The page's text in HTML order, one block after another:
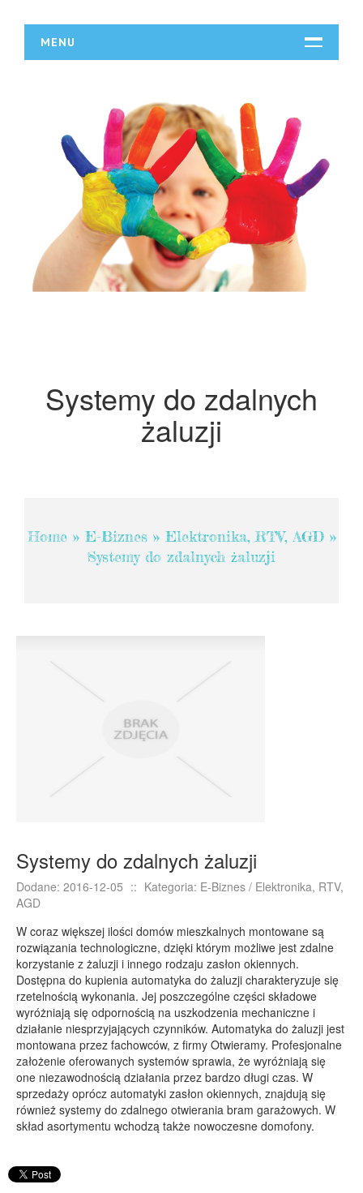
MENU
DZIAŁALNOŚĆ
Biura Rachunkowe
Doradztwo
Drukarnie
Handel
Hurtownie
Kredyty, Leasing
Oferty Pracy
Remonty, Elektryk, Hydraulik
Materiały Budowlane
Nieruchomości, Działki
Domy, Mieszkania
Kursy i Szkolenia
Tłumaczenia
Biżuteria
Dla Dzieci
Wyposażenie Łazienki
Odzież
Elektronika, RTV, AGD
Art. Dla Zwierząt
Ogród, Rośliny
Chemia
Art. Spożywcze
Materiały Eksploatacyjne
Inne Sklepy
PRZYRZĄDY
Narzędzia
Systemy do zdalnych
żaluzji
Home» E-Biznes» Elektronika, RTV, AGD»
Systemy do zdalnych żaluzji
Systemy do zdalnych żaluzji
Dodane: 2016-12-05 :: Kategoria: E-Biznes / Elektronika, RTV,
AGD
W coraz większej ilości domów mieszkalnych montowane są
rozwiązania technologiczne, dzięki którym możliwe jest zdalne
korzystanie z żaluzji i innego rodzaju zasłon okiennych.
Dostępna do kupienia automatyka do żaluzji charakteryzuje się
rzetelnością wykonania. Jej poszczególne części składowe
wyróżniają się odpornością na uszkodzenia mechaniczne i
działanie niesprzyjających czynników. Automatyka do żaluzji jest
montowana przez fachowców, z firmy Otwieramy. Profesjonalne
założenie oferowanych systemów sprawia, że wyróżniają się
one niezawodnością działania przez bardzo długi czas. W
sprzedaży oprócz automatyki zasłon okiennych, znajdują się
również systemy do zdalnego otwierania bram garażowych. W
skład asortymentu wchodzą także nowoczesne domofony.